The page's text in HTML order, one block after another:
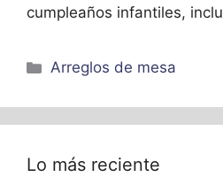
cumpleaños infantiles,
Categorías
Arreglos de mesa
Lo más reciente